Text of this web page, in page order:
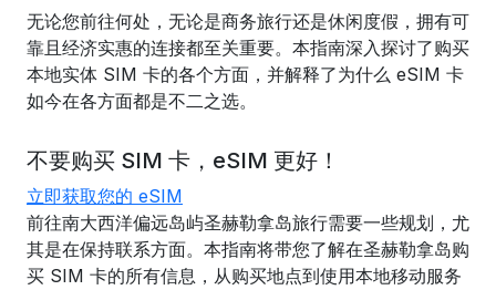
无论您前往何处，无论是商务旅行还是休闲度假，拥有可
靠且经济实惠的连接都至关重要。本指南深入探讨了购买
本地实体 SIM 卡的各个方面，并解释了为什么 eSIM 卡
如今在各方面都是不二之选。
不要购买 SIM 卡，eSIM 更好！
立即获取您的 eSIM
前往南大西洋偏远岛屿圣赫勒拿岛旅行需要一些规划，尤
其是在保持联系方面。本指南将带您了解在圣赫勒拿岛购
买 SIM 卡的所有信息，从购买地点到使用本地移动服务